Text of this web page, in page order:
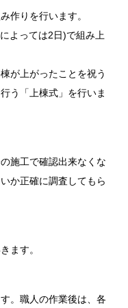
作りを行います。
よっては2日)で組み上
が上がったことを祝う
う「上棟式」を行いま
施工で確認出来なくな
か正確に調査してもら
ます。
。職人の作業後は、各